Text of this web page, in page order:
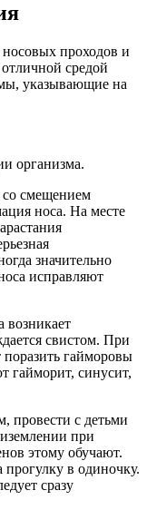
проходов и
средой
указывающие на
организма.
со смещением
носа. На месте
значительно
исправляют
возникает
свистом. При
гайморовы
гайморит, синусит,
провести с детьми
при
этому обучают.
в одиночку.
сразу